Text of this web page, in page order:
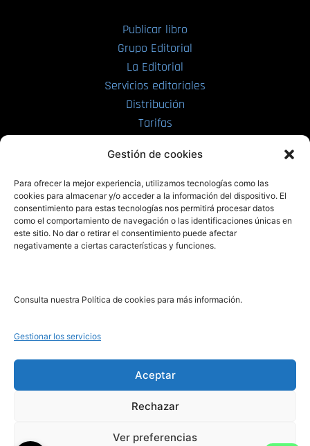
Gestión de cookies
Para ofrecer la mejor experiencia, utilizamos tecnologías como las
cookies para almacenar y/o acceder a la información del dispositivo. El
consentimiento para estas tecnologías nos permitirá procesar datos
como el comportamiento de navegación o las identificaciones únicas en
este sitio. No dar o retirar el consentimiento puede afectar
negativamente a ciertas características y funciones.
Consulta nuestra Política de cookies para más información.
Gestionar los servicios
Aceptar
Rechazar
Ver preferencias
Publicar libro
Grupo Editorial
La Editorial
Servicios editoriales
Distribución
Tarifas
PRL | Films
PRL | Play
PRL | LAB
Noticias
Legal
Aviso Legal
Política de Cookies